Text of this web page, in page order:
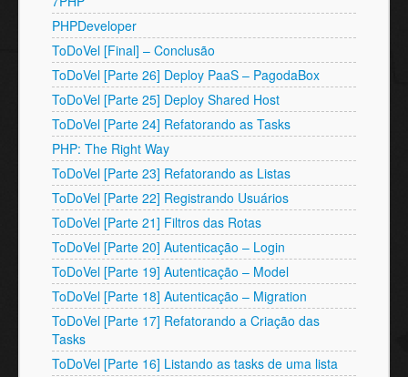
PHPDeveloper
ToDoVel [Final] – Conclusão
ToDoVel [Parte 26] Deploy PaaS – PagodaBox
ToDoVel [Parte 25] Deploy Shared Host
ToDoVel [Parte 24] Refatorando as Tasks
PHP: The Right Way
ToDoVel [Parte 23] Refatorando as Listas
ToDoVel [Parte 22] Registrando Usuários
ToDoVel [Parte 21] Filtros das Rotas
ToDoVel [Parte 20] Autenticação – Login
ToDoVel [Parte 19] Autenticação – Model
ToDoVel [Parte 18] Autenticação – Migration
ToDoVel [Parte 17] Refatorando a Criação das
Tasks
ToDoVel [Parte 16] Listando as tasks de uma lista